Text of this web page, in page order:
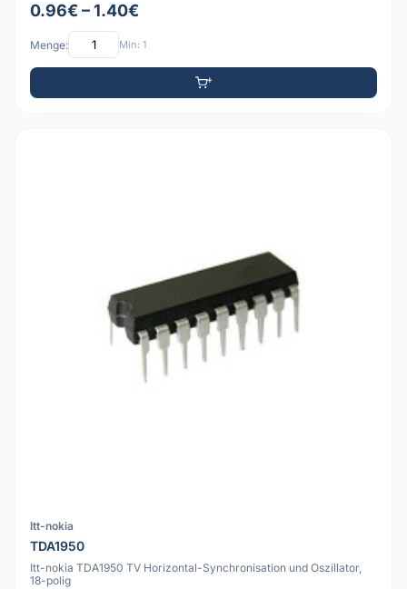
0.96€ – 1.40€
Menge: Min: 1
Itt-nokia
TDA1950
Itt-nokia TDA1950 TV Horizontal-Synchronisation und Oszillator,
18-polig